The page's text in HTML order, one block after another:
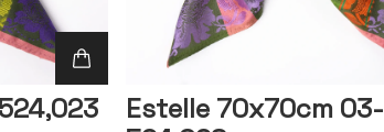
Estelle 70x70cm 03-